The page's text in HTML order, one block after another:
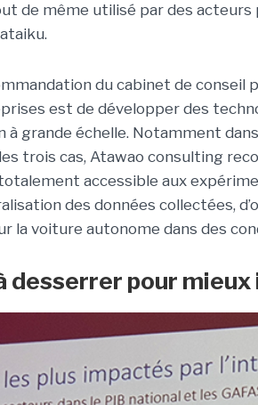
de même utilisé par des acteurs
du cabinet de conseil
est de développer des
à grande échelle. Notamment
trois cas, Atawao consulting
accessible aux
des données collectées,
la voiture autonome dans des
desserrer pour mieux